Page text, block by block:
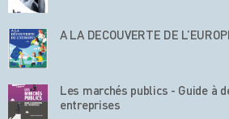
A LA DECOUVERTE DE
Les marchés publics - Guide à
entreprises